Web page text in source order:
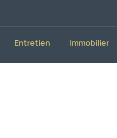
Entretien Immobilier